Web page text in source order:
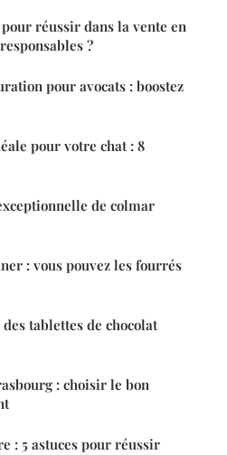
réussir dans la vente en
?
pour avocats : boostez
pour votre chat : 8
de colmar
: vous pouvez les fourrés
tablettes de chocolat
: choisir le bon
: 5 astuces pour réussir